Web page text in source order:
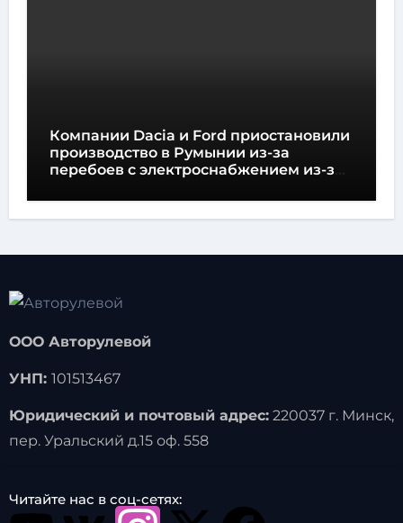
Компании Dacia и Ford приостановили
производство в Румынии из-за
перебоев с электроснабжением из-за
ООО Авторулевой
УНП: 101513467
Юридический и почтовый адрес:220037 г. Минск,
пер. Уральский д.15 оф. 558
Читайте нас в соц-сетях: